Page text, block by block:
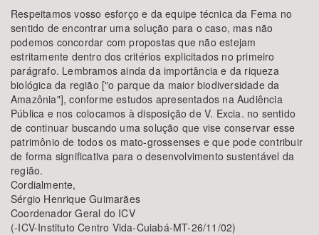
Respeitamos vosso esforço e da equipe técnica da Fema no
sentido de encontrar uma solução para o caso, mas não
podemos concordar com propostas que não estejam
estritamente dentro dos critérios explicitados no primeiro
parágrafo. Lembramos ainda da importância e da riqueza
biológica da região ["o parque da maior biodiversidade da
Amazônia"], conforme estudos apresentados na Audiência
Pública e nos colocamos à disposição de V. Excia. no sentido
de continuar buscando uma solução que vise conservar esse
patrimônio de todos os mato-grossenses e que pode contribuir
de forma significativa para o desenvolvimento sustentável da
região.
Cordialmente,
Sérgio Henrique Guimarães
Coordenador Geral do ICV
(-ICV-Instituto Centro Vida-Cuiabá-MT-26/11/02)